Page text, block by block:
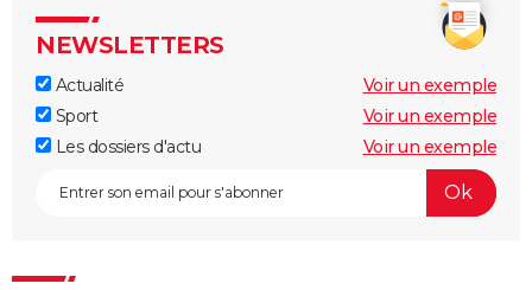
NEWSLETTERS
Actualité
Voir un exemple
Sport
Voir un exemple
Les dossiers d'actu
Voir un exemple